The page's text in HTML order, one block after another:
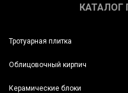
КАТАЛОГ
Тротуарная плитка
Облицовочный кирпич
Керамические блоки